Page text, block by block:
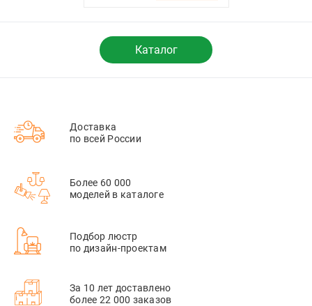
Каталог
Доставка
по всей России
Более 60 000
моделей в каталоге
Подбор люстр
по дизайн-проектам
За 10 лет доставлено
более 22 000 заказов